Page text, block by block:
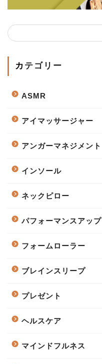
カテゴリー
ASMR
アイマッサージャー
アンガーマネジメント
インソール
ネックピロー
パフォーマンスアップ
フォームローラー
ブレインスリープ
プレゼント
ヘルスケア
マインドフルネス